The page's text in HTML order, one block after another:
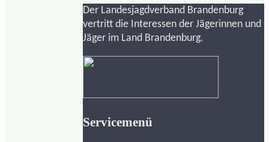
Der Landesjagdverband Brandenburg
vertritt die Interessen der Jägerinnen und
Jäger im Land Brandenburg.
Servicemenü